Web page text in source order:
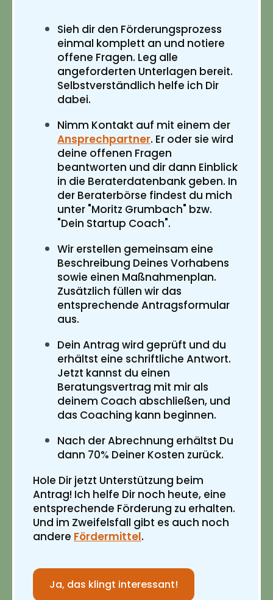
Sieh dir den Förderungsprozess
einmal komplett an und notiere
offene Fragen. Leg alle
angeforderten Unterlagen bereit.
Selbstverständlich helfe ich Dir
dabei.
Nimm Kontakt auf mit einem der
Ansprechpartner. Er oder sie wird
deine offenen Fragen
beantworten und dir dann Einblick
in die Beraterdatenbank geben. In
der Beraterbörse findest du mich
unter "Moritz Grumbach" bzw.
"Dein Startup Coach".
Wir erstellen gemeinsam eine
Beschreibung Deines Vorhabens
sowie einen Maßnahmenplan.
Zusätzlich füllen wir das
entsprechende Antragsformular
aus.
Dein Antrag wird geprüft und du
erhältst eine schriftliche Antwort.
Jetzt kannst du einen
Beratungsvertrag mit mir als
deinem Coach abschließen, und
das Coaching kann beginnen.
Nach der Abrechnung erhältst Du
dann 70% Deiner Kosten zurück.
Hole Dir jetzt Unterstützung beim
Antrag! Ich helfe Dir noch heute, eine
entsprechende Förderung zu erhalten.
Und im Zweifelsfall gibt es auch noch
andere Fördermittel.
Ja, das klingt interessant!